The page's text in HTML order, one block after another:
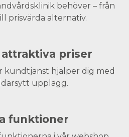
behöver – från
prisvärda alternativ.
priser
kundtjänst hjälper dig med
upplägg.
funktioner